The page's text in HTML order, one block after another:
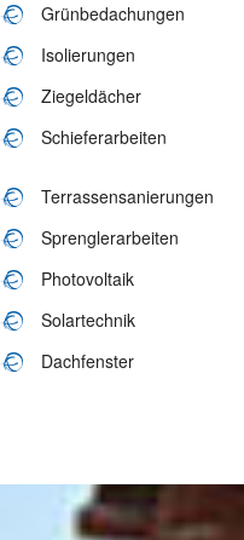
Grünbedachungen
Isolierungen
Ziegeldächer
Schieferarbeiten
Terrassensanierungen
Sprenglerarbeiten
Photovoltaik
Solartechnik
Dachfenster